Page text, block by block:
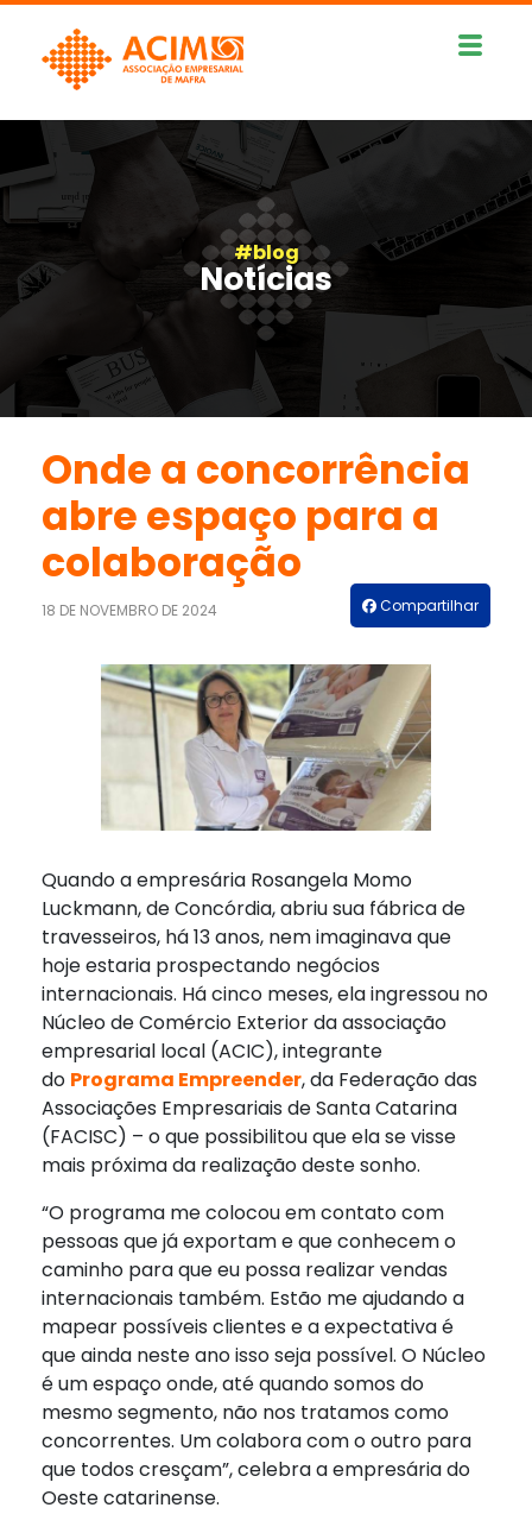
#blog
Notícias
Onde a concorrência
abre espaço para a
colaboração
18 DE NOVEMBRO DE 2024 Compartilhar
Quando a empresária Rosangela Momo
Luckmann, de Concórdia, abriu sua fábrica de
travesseiros, há 13 anos, nem imaginava que
hoje estaria prospectando negócios
internacionais. Há cinco meses, ela ingressou no
Núcleo de Comércio Exterior da associação
empresarial local (ACIC), integrante
do Programa Empreender, da Federação das
Associações Empresariais de Santa Catarina
(FACISC) – o que possibilitou que ela se visse
mais próxima da realização deste sonho.
“O programa me colocou em contato com
pessoas que já exportam e que conhecem o
caminho para que eu possa realizar vendas
internacionais também. Estão me ajudando a
mapear possíveis clientes e a expectativa é
que ainda neste ano isso seja possível. O Núcleo
é um espaço onde, até quando somos do
mesmo segmento, não nos tratamos como
concorrentes. Um colabora com o outro para
que todos cresçam”, celebra a empresária do
Oeste catarinense.